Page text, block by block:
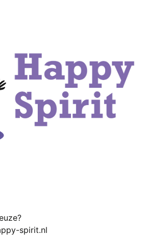
spirit.nl